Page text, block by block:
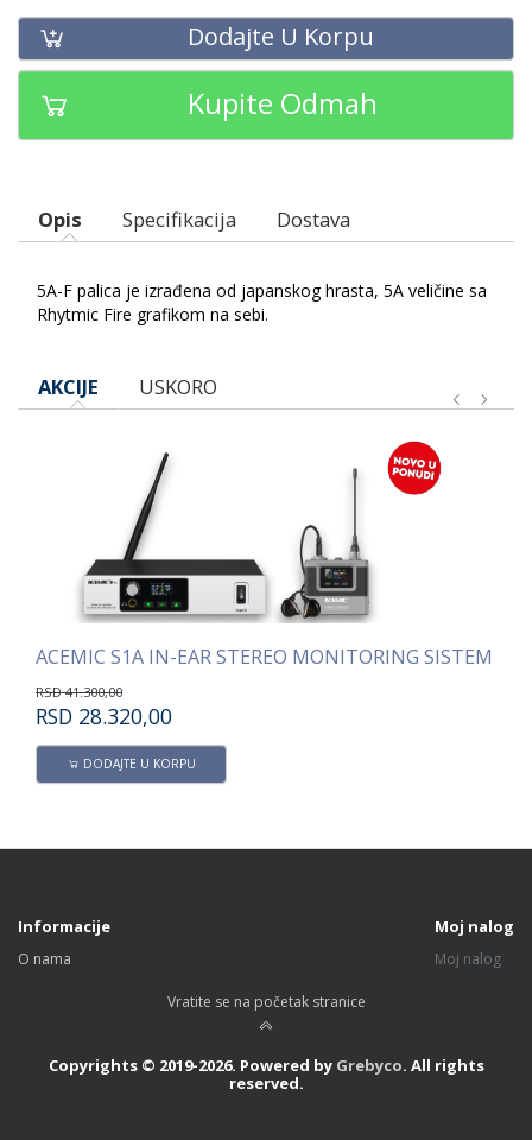
Dodajte U Korpu
Kupite Odmah
Opis Specifikacija Dostava
5A-F palica je izrađena od japanskog hrasta, 5A veličine sa
Rhytmic Fire grafikom na sebi.
AKCIJE USKORO
ACEMIC S1A IN-EAR STEREO MONITORING SISTEM
RSD 41.300,00
RSD 28.320,00
DODAJTE U KORPU
Informacije
O nama
Moj nalog
Moj nalog
Vratite se na početak stranice
Copyrights © 2019-2026. Powered by Grebyco. All rights
reserved.